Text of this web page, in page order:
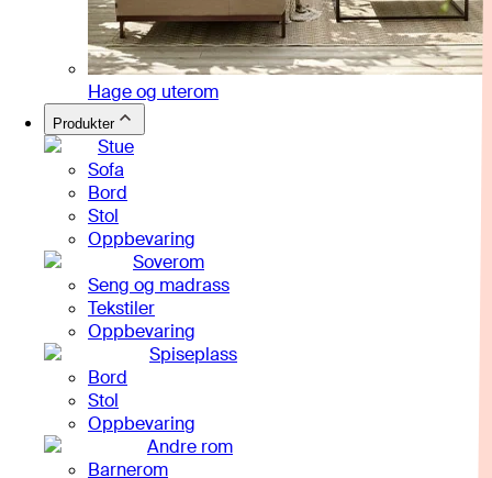
Hage og uterom
Produkter
Stue
Sofa
Bord
Stol
Oppbevaring
Soverom
Seng og madrass
Tekstiler
Oppbevaring
Spiseplass
Bord
Stol
Oppbevaring
Andre rom
Barnerom